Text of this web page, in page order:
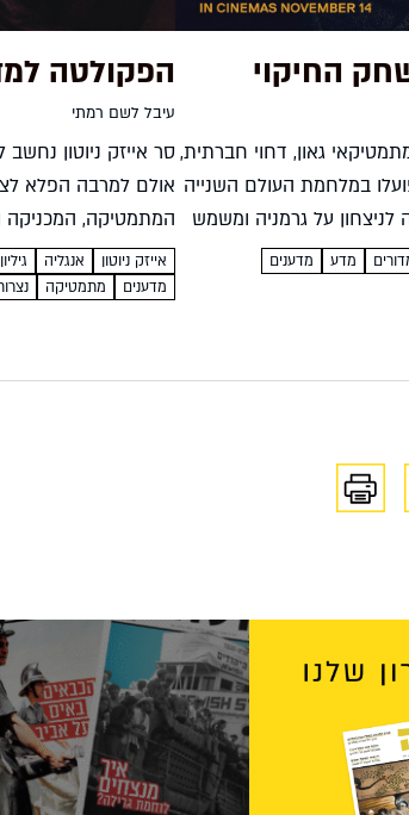
החיקוי
גאון, דחוי חברתית,
במלחמת העולם השנייה
על גרמניה ומשמש
לאחר...
מדע
מדענים
הפקולטה
עיבל לשם רמתי
סר אייזק ניוטון
אולם למרבה הפלא
המתמטיקה, המכניקה
במקרא, בהיסטוריה
שלו הן לא יותר...
אייזק ניוטון אנגליה גיליון 63 | אב תשע"ה
מדענים
מתמטיקה